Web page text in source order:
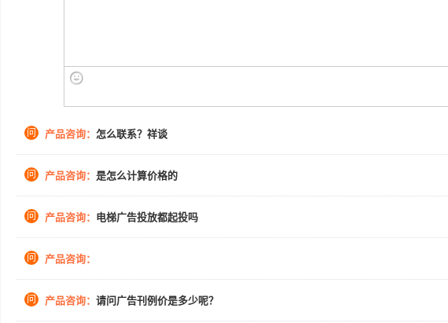
问 产品咨询： 怎么联系？祥谈
问 产品咨询： 是怎么计算价格的
问 产品咨询： 电梯广告投放都起投吗
问 产品咨询：
问 产品咨询： 请问广告刊例价是多少呢？